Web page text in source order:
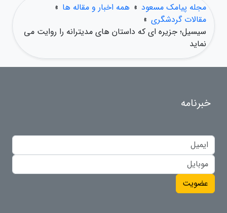
مجله پیامک مسعود » همه اخبار و مقاله ها »
مقالات گردشگری »
سیسیل؛ جزیره ای که داستان های مدیترانه را روایت می
نماید
خبرنامه
عضویت